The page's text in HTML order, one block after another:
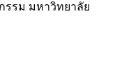
รรม มหาวิทยาลัย